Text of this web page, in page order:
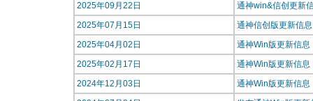
2025年09月22日
通神win&信创更新
2025年07月15日
通神信创版更新信
2025年04月02日
通神Win版更新信
2025年02月17日
通神Win版更新信
2024年12月03日
通神Win版更新信